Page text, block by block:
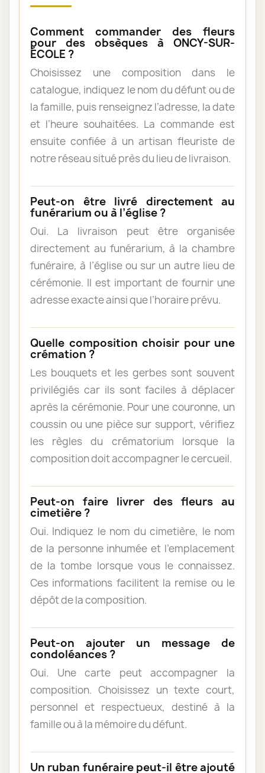
Comment commander des fleurs
pour des obsèques à ONCY-SUR-
ÉCOLE ?
Choisissez une composition dans le
catalogue, indiquez le nom du défunt ou de
la famille, puis renseignez l’adresse, la date
et l’heure souhaitées. La commande est
ensuite confiée à un artisan fleuriste de
notre réseau situé près du lieu de livraison.
Peut-on être livré directement au
funérarium ou à l’église ?
Oui. La livraison peut être organisée
directement au funérarium, à la chambre
funéraire, à l’église ou sur un autre lieu de
cérémonie. Il est important de fournir une
adresse exacte ainsi que l’horaire prévu.
Quelle composition choisir pour une
crémation ?
Les bouquets et les gerbes sont souvent
privilégiés car ils sont faciles à déplacer
après la cérémonie. Pour une couronne, un
coussin ou une pièce sur support, vérifiez
les règles du crématorium lorsque la
composition doit accompagner le cercueil.
Peut-on faire livrer des fleurs au
cimetière ?
Oui. Indiquez le nom du cimetière, le nom
de la personne inhumée et l’emplacement
de la tombe lorsque vous le connaissez.
Ces informations facilitent la remise ou le
dépôt de la composition.
Peut-on ajouter un message de
condoléances ?
Oui. Une carte peut accompagner la
composition. Choisissez un texte court,
personnel et respectueux, destiné à la
famille ou à la mémoire du défunt.
Un ruban funéraire peut-il être ajouté